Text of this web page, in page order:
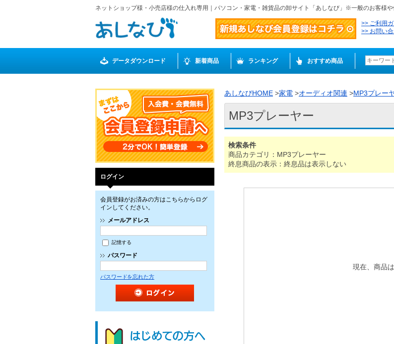
ネットショップ様・小売店様の仕入れ専用｜パソコン・家電・雑貨品の卸サイト「あしなび」※一般のお客様や
ご利用
お問い
データダウンロード 新着商品 ランキング おすすめ商品
ログイン
会員登録がお済みの方はこちらからログ
インしてください。
メールアドレス
記憶する
パスワード
パスワードを忘れた方
あしなびHOME >家電 >オーディオ関連 >MP3プレー
MP3プレーヤー
検索条件
商品カテゴリ：MP3プレーヤー
終息商品の表示：終息品は表示しない
現在、商品